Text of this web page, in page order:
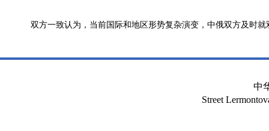
双方一致认为，当前国际和地区形势复杂演变，中俄双方及时就
中
Street